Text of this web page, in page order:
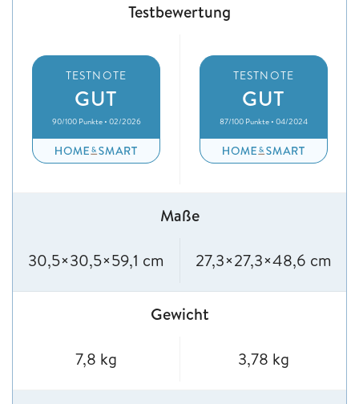
Testbewertung
TESTNOTE
GUT
90/100 Punkte • 02/2026
TESTNOTE
GUT
87/100 Punkte • 04/2024
Maße
30,5×30,5×59,1 cm 27,3×27,3×48,6 cm
Gewicht
7,8 kg 3,78 kg